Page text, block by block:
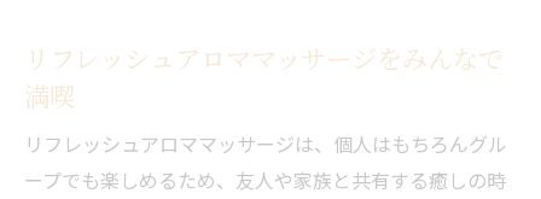
リフレッシュアロママッサージをみんなで
満喫
リフレッシュアロママッサージは、個人はもちろんグル
ープでも楽しめるため、友人や家族と共有する癒しの時